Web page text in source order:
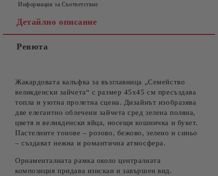
Информация за Съответствие
Детайлно описание
Ревюта
Жакардовата калъфка за възглавница „Семейство
великденски зайчета“ с размер 45х45 см пресъздава
топла и уютна пролетна сцена. Дизайнът изобразява
две елегантно облечени зайчета сред зелена поляна,
цветя и великденски яйца, носещи кошничка и букет.
Пастелните тонове – розово, бежово, зелено и синьо
– създават нежна и романтична атмосфера.
Орнаменталната рамка около централната
композиция придава изискан и завършен вид.